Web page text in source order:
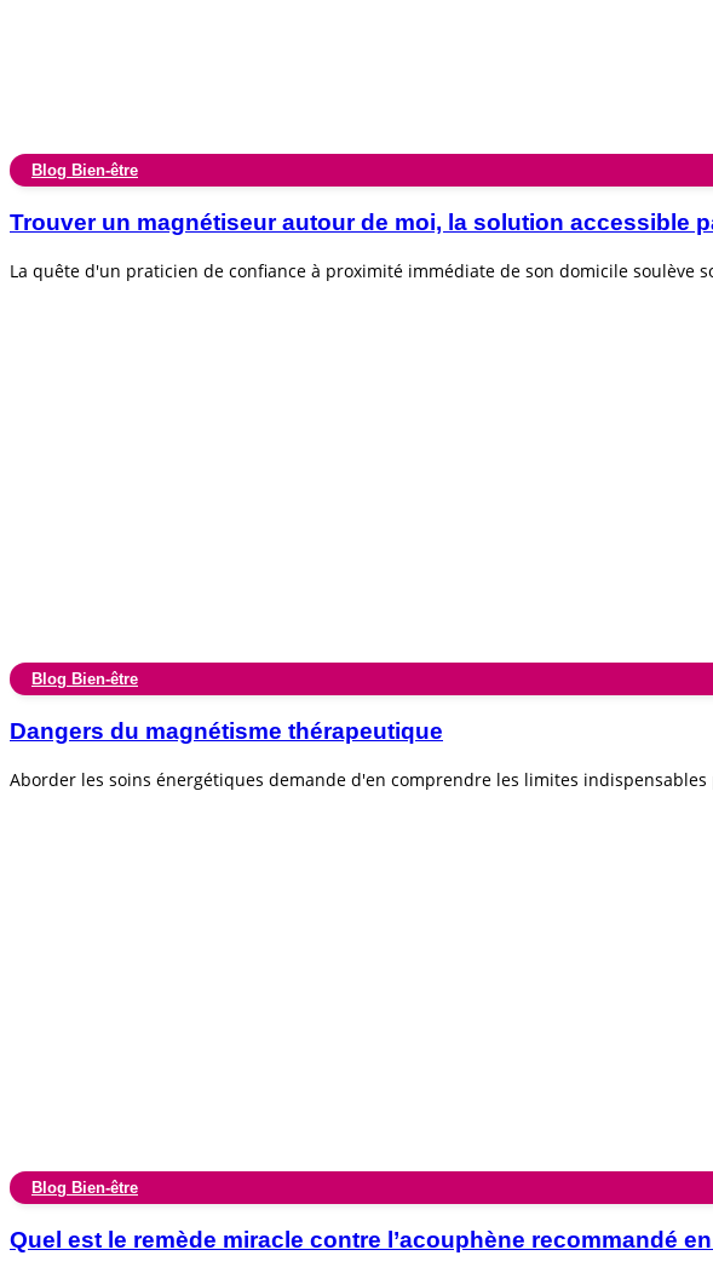
Blog Bien-être
Trouver un magnétiseur autour de moi, la solution accessible
La quête d'un praticien de confiance à proximité immédiate de son domicile soulève
Blog Bien-être
Dangers du magnétisme thérapeutique
Aborder les soins énergétiques demande d'en comprendre les limites
Blog Bien-être
Quel est le remède miracle contre l’acouphène recommandé